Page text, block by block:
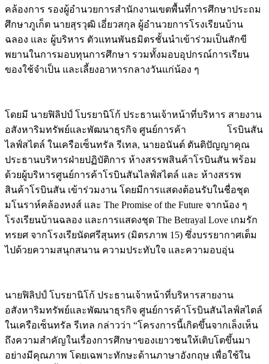
คล้องการ รองผู้อำนวยการสำนักงานเขตพื้นที่การศึกษาประถม
ศึกษาภูเก็ต นายสุรวุฒิ เอี่ยวสกุล ผู้อำนวยการโรงเรียนบ้าน
ฉลอง และ ผู้บริหาร ตัวแทนพันธมิตรชั้นนำเข้าร่วมเป็นสักขี
พยานในการมอบทุนการศึกษา รวมทั้งมอบอุปกรณ์การเรียน
ของใช้จำเป็น และเลี้ยงอาหารกลางวันแก่น้อง ๆ
โดยมี นายฟิลิปป์ โบรยานิโก้ ประธานเจ้าหน้าที่บริหาร สายงาน
อสังหาริมทรัพย์และพัฒนาธุรกิจ ศูนย์การค้า โรบินสัน
ไลฟ์สไตล์ ในเครือเซ็นทรัล รีเทล, นายอนันต์ ตันติปัญญาคุณ
ประธานบริหารฝ่ายปฏิบัติการ ห้างสรรพสินค้าโรบินสัน พร้อม
ด้วยผู้บริหารศูนย์การค้าโรบินสันไลฟ์สไตล์ และ ห้างสรรพ
สินค้าโรบินสัน เข้าร่วมงาน โดยมีการแสดงต้อนรับในชื่อชุด
มโนราห์คล้องหงส์ และ The Promise of the Future จากน้อง ๆ
โรงเรียนบ้านฉลอง และการแสดงชุด The Betrayal Love เกมรัก
ทรยศ จากโรงเรียนัดศรีสุนทร (มิตรภาพ 15) ซึ่งบรรยากาศเต็ม
ไปด้วยความสนุกสนาน ความประทับใจ และความอบอุ่น
นายฟิลิปป์ โบรยานิโก้ ประธานเจ้าหน้าที่บริหารสายงาน
อสังหาริมทรัพย์และพัฒนาธุรกิจ ศูนย์การค้าโรบินสันไลฟ์สไตล์
ในเครือเซ็นทรัล รีเทล กล่าวว่า “โครงการนี้เกิดขึ้นจากเล็งเห็น
ถึงความสำคัญในเรื่องการศึกษาของเยาวชนให้เติบโตขึ้นมา
อย่างมีคุณภาพ โดยเฉพาะทักษะด้านภาษาอังกฤษ เพื่อใช้ใน